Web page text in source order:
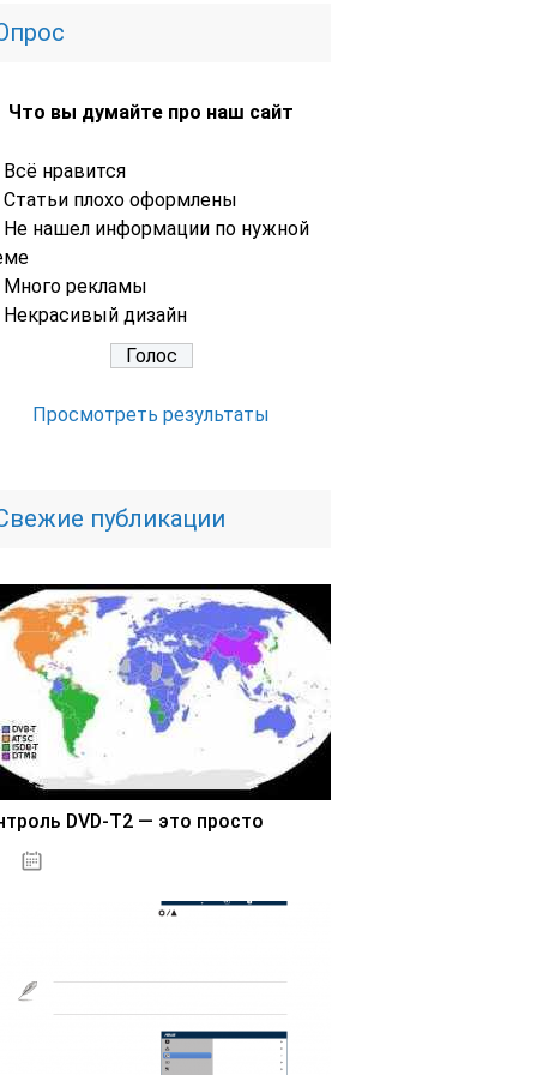
Что вы думайте про наш сайт
Всё нравится
Статьи плохо оформлены
Не нашел информации по нужной
Много рекламы
Некрасивый дизайн
Просмотреть результаты
публикации
DVD-T2 — это просто